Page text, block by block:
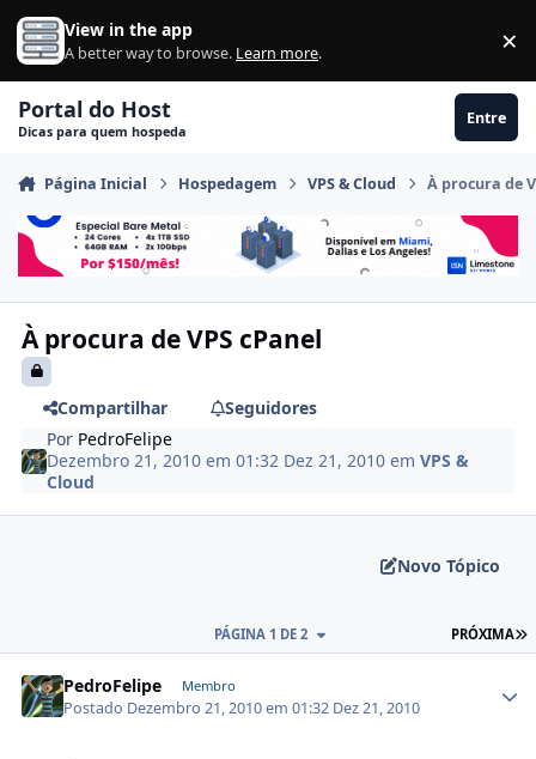
Ir para conteúdo
View in the app
A better way to browse. Learn more. ×
Portal do Host
Dicas para quem hospeda
Entre
Página Inicial Hospedagem VPS & Cloud À procura de
À procura de VPS cPanel
Compartilhar
Seguidores
Por PedroFelipe
Dezembro 21, 2010 em 01:32 Dez 21, 2010 emVPS &
Cloud
Novo Tópico
PRÓXIMA
PÁGINA 1 DE 2
PedroFelipe Membro
Postado Dezembro 21, 2010 em 01:32 Dez 21, 2010